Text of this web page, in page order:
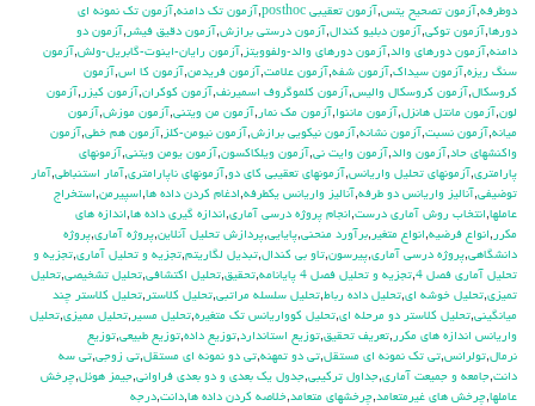
دوطرفه,آزمون تصحيح يتس,آزمون تعقيبي posthoc ,آزمون تك دامنه,آزمون تك نمونه اي
دورها,آزمون توكي,آزمون دبليو كندال,آزمون درستي برازش,آزمون دقيق فيشر ,آزمون دو
دامنه,آزمون دورهاي والد,آزمون دورهاي والد-ولفوويتز ,آزمون رايان-اينوت-گابريل-ولش,آزمون
سنگ ريزه,آزمون سيداك,آزمون شفه,آزمون علامت,آزمون فريدمن,آزمون كا اس,آزمون
كروسكال,آزمون كروسكال واليس,آزمون كلموگروف اسميرنف,آزمون كوكران,آزمون كيزر ,آزمون
لون,آزمون مانتل هانزل,آزمون ماننوا,آزمون مك نمار ,آزمون من ويتني,آزمون موزش,آزمون
ميانه,آزمون نسبت,آزمون نشانه,آزمون نيكويي برازش,آزمون نيومن-كلز ,آزمون هم خطي,آزمون
واكنشهاي حاد,آزمون والد,آزمون وايت ني,آزمون ويلكاكسون,آزمون يومن ويتني,آزمونهاي
پارامتري,آزمونهاي تحليل واريانس,آزمونهاي تعقيبي كاي دو,آزمونهاي ناپارامتري,آمار استنباطي,آمار
توضيفي,آناليز واريانس دو طرفه,آناليز واريانس يکطرفه,ادغام كردن داده ها,اسپيرمن,استخراج
عاملها,انتخاب روش آماري درست,انجام پروژه درسي آماري,اندازه گيري داده ها,اندازه هاي
مكرر ,انواع فرضيه,انواع متغير ,برآورد منحني,پايايي,پردازش تحليل آنلاين,پروژه آماري,پروژه
دانشگاهي,پروژه درسي آماري,پيرسون,تاو بي کندال,تبديل لگاريتم,تجزيه و تحليل آماري,تجزيه و
تحليل آماري فصل 4
,تجزيه و تحليل فصل 4 پايانامه ,تحقيق,تحليل اكتشافي,تحليل تشخيصي,تحليل
تميزي,تحليل خوشه اي,تحليل داده رباط,تحليل سلسله مراتبي,تحليل كلاستر ,تحليل كلاستر چند
ميانگيني,تحليل كلاستر دو مرحله اي,تحليل كوواريانس تك متغيره,تحليل مسير ,تحليل مميزي,تحليل
واريانس اندازه هاي مكرر ,تعريف تحقيق,توزيع استاندارد,توزيع داده,توزيع طبيعي,توزيع
نرمال,تولرانس,تي تک نمونه اي مستقل,تي دو تمهنه,تي دو نمونه اي مستقل,تي زوجي,تي سه
دانت,جامعه و جميعت آماري,جداول تركيبي,جدول يك بعدي و دو بعدي فراواني,جيمز هوئل,چرخش
عاملها,چرخش هاي غيرمتعامد,چرخشهاي متعامد,خلاصه كردن داده ها,دانت,درجه